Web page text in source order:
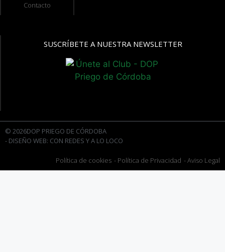
Contacto
SUSCRÍBETE A NUESTRA NEWSLETTER
© 2026DOP PRIEGO DE CÓRDOBA
- DISEÑO WEB: CON REDES Y A LO LOCO
Política de cookies - Política de Privacidad - Aviso Legal